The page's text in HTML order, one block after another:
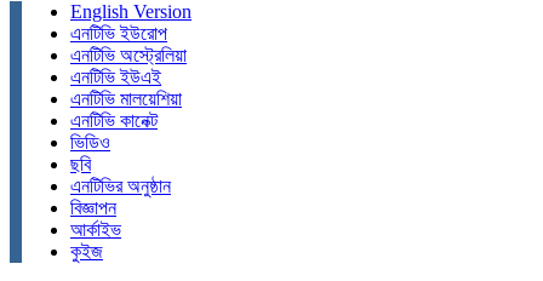
English Version
এনটিভি ইউরোপ
এনটিভি অস্ট্রেলিয়া
এনটিভি ইউএই
এনটিভি মালয়েশিয়া
এনটিভি কানেক্ট
ভিডিও
ছবি
এনটিভির অনুষ্ঠান
বিজ্ঞাপন
আর্কাইভ
কুইজ